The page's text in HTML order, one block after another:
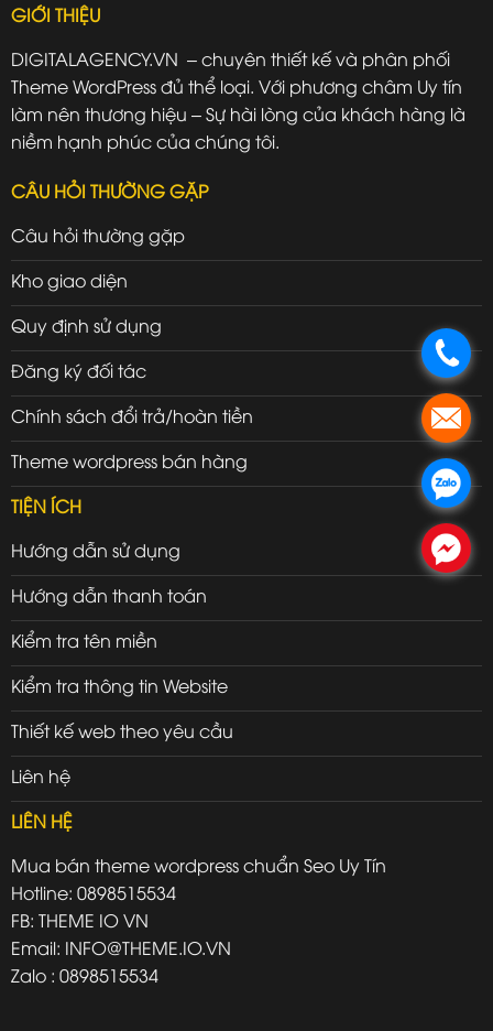
GIỚI THIỆU
DIGITALAGENCY.VN – chuyên thiết kế và phân phối
Theme WordPress đủ thể loại. Với phương châm Uy tín
làm nên thương hiệu – Sự hài lòng của khách hàng là
niềm hạnh phúc của chúng tôi.
CÂU HỎI THƯỜNG GẶP
Câu hỏi thường gặp
Kho giao diện
Quy định sử dụng
Đăng ký đối tác
Chính sách đổi trả/hoàn tiền
Theme wordpress bán hàng
TIỆN ÍCH
Hướng dẫn sử dụng
Hướng dẫn thanh toán
Kiểm tra tên miền
Kiểm tra thông tin Website
Thiết kế web theo yêu cầu
Liên hệ
LIÊN HỆ
Mua bán theme wordpress chuẩn Seo Uy Tín
Hotline: 0898515534
FB: THEME IO VN
Email: INFO@THEME.IO.VN
Zalo : 0898515534
.
.
.
.